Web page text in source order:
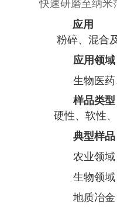
快速研磨至纳米
应用
粉碎、混合及
应用领域
生物医药
样品类型
硬性、软性、
典型样品
农业领域
生物领域
地质冶金